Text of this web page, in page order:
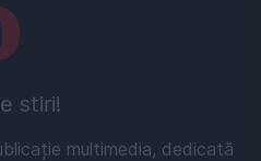
stiri!
multimedia, dedicată